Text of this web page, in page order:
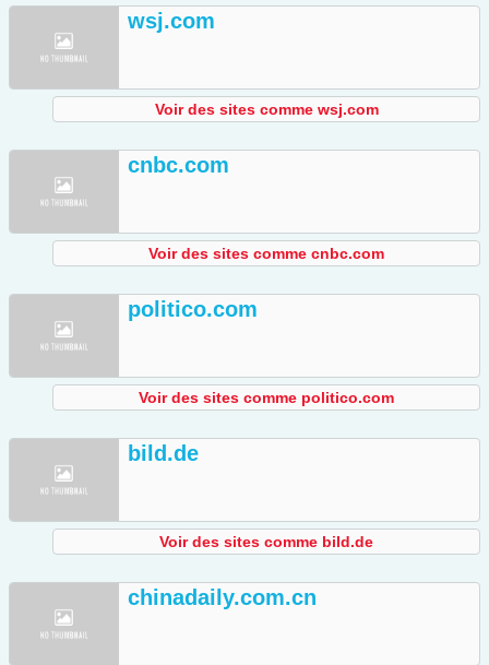
wsj.com
Voir des sites comme wsj.com
cnbc.com
Voir des sites comme cnbc.com
politico.com
Voir des sites comme politico.com
bild.de
Voir des sites comme bild.de
chinadaily.com.cn